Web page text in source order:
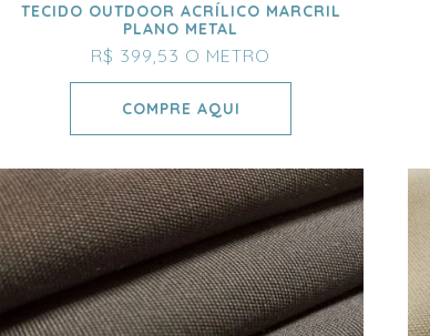
TECIDO OUTDOOR ACRÍLICO MARCRIL
PLANO METAL
R$ 399,53 O METRO
COMPRE AQUI